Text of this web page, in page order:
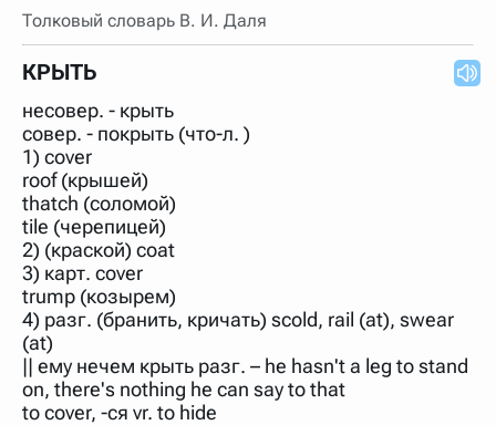
Толковый словарь В. И. Даля
КРЫТЬ
несовер. - крыть
совер. - покрыть (что-л. )
1) cover
roof (крышей)
thatch (соломой)
tile (черепицей)
2) (краской) coat
3) карт. cover
trump (козырем)
4) разг. (бранить, кричать) scold, rail (at), swear
(at)
|| ему нечем крыть разг. – he hasn't a leg to stand
on, there's nothing he can say to that
to cover, -ся vr. to hide